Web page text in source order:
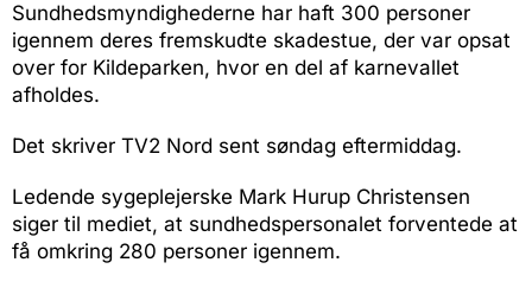
Sundhedsmyndighederne har haft 300 personer
igennem deres fremskudte skadestue, der var opsat
over for Kildeparken, hvor en del af karnevallet
afholdes.
Det skriver TV2 Nord sent søndag eftermiddag.
Ledende sygeplejerske Mark Hurup Christensen
siger til mediet, at sundhedspersonalet forventede at
få omkring 280 personer igennem.